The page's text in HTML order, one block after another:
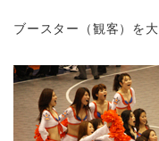
ブースター（観客）を